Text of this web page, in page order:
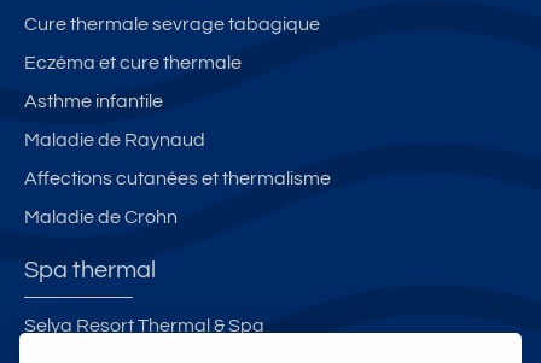
Cure thermale sevrage tabagique
Eczéma et cure thermale
Asthme infantile
Maladie de Raynaud
Affections cutanées et thermalisme
Maladie de Crohn
Spa thermal
Selya Resort Thermal & Spa